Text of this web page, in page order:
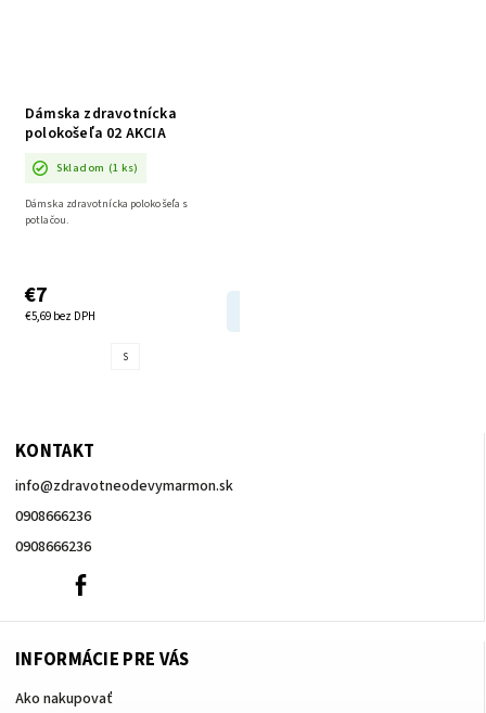
Dámska zdravotnícka
polokošeľa 02 AKCIA
Skladom (1 ks)
€5,69 bez DPH
€7
Dámska zdravotnícka polokošeľa s
potlačou.
S
KONTAKT
info@zdravotneodevymarmon.sk
0908666236
0908666236
0908666236
INFORMÁCIE PRE VÁS
Ako nakupovať